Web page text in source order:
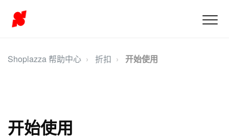
Shoplazza 帮助中心 折扣 开始使用
开始使用